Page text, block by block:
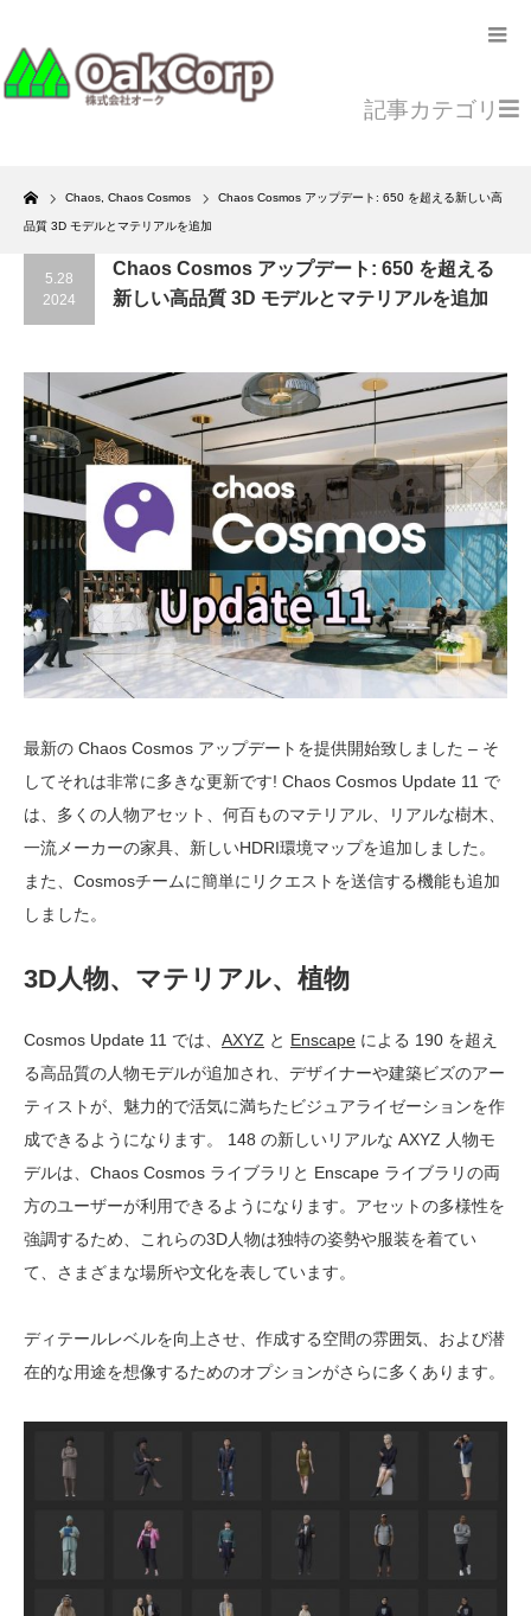
Home
Chaos Chaos Cosmos Chaos Cosmos アップデート: 650 を超える新しい高
品質 3D モデルとマテリアルを追加
記事カテゴリ
5.28
2024
Chaos Cosmos アップデート: 650 を超える
新しい高品質 3D モデルとマテリアルを追加
最新の Chaos Cosmos アップデートを提供開始致しました – そ
してそれは非常に多きな更新です! Chaos Cosmos Update 11 で
は、多くの人物アセット、何百ものマテリアル、リアルな樹木、
一流メーカーの家具、新しいHDRI環境マップを追加しました。
また、Cosmosチームに簡単にリクエストを送信する機能も追加
しました。
3D人物、マテリアル、植物
Cosmos Update 11 では、 AXYZ と Enscape による 190 を超え
る高品質の人物モデルが追加され、デザイナーや建築ビズのアー
ティストが、魅力的で活気に満ちたビジュアライゼーションを作
成できるようになります。 148 の新しいリアルな AXYZ 人物モ
デルは、Chaos Cosmos ライブラリと Enscape ライブラリの両
方のユーザーが利用できるようになります。アセットの多様性を
強調するため、これらの3D人物は独特の姿勢や服装を着てい
て、さまざまな場所や文化を表しています。
ディテールレベルを向上させ、作成する空間の雰囲気、および潜
在的な用途を想像するためのオプションがさらに多くあります。